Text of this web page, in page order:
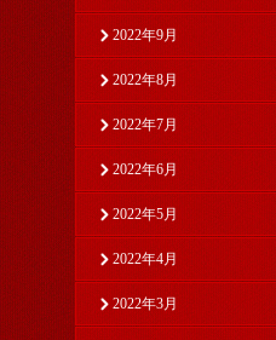
2022年9月
2022年8月
2022年7月
2022年6月
2022年5月
2022年4月
2022年3月